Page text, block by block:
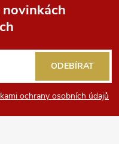
ochrany osobních údajů
ODEBÍRAT